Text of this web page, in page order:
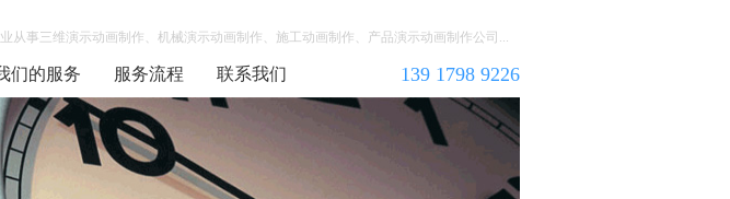
从事三维演示动画制作、机械演示动画制作、施工动画制作、产品演示动画制作公司...
们的服务 服务流程 联系我们 139 1798 9226